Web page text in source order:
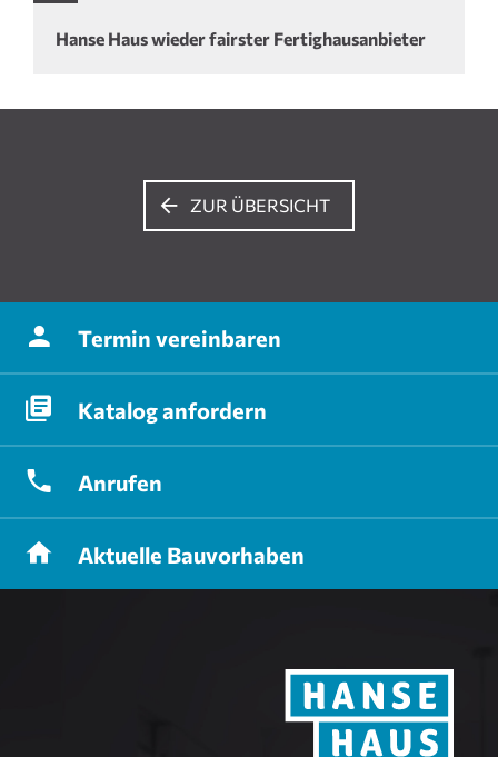
Hanse Haus wieder fairster Fertighausanbieter
ZUR ÜBERSICHT
Termin vereinbaren
Kataloganfordern
Anrufen
Aktuelle Bauvorhaben